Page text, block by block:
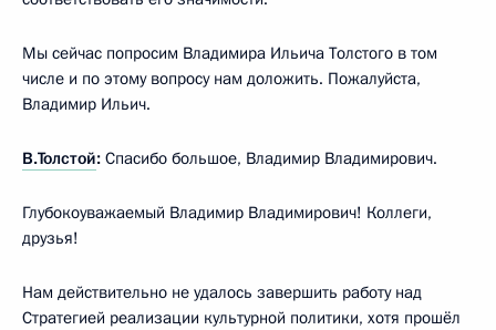
Мы сейчас попросим Владимира Ильича Толстого в том
числе и по этому вопросу нам доложить. Пожалуйста,
Владимир Ильич.
В.Толстой: Спасибо большое, Владимир Владимирович.
Глубокоуважаемый Владимир Владимирович! Коллеги,
друзья!
Нам действительно не удалось завершить работу над
Стратегией реализации культурной политики, хотя прошёл